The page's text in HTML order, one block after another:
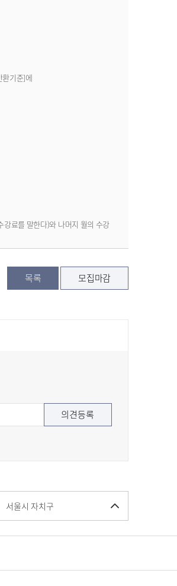
환기준]에
를 말한다)와 나머지 월의 수강
목록 모집마감
서울시 자치구